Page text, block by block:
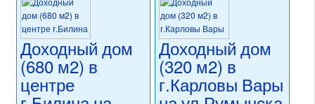
регион:Южная Чехия
раздел: объекты для
коммерческого использования
состояние: новостройка
номер объекта: 20714
обл.Рокицаны)
12 500 000 CZK
регион:Западная Чехия
раздел: объекты для
коммерческого использования
состояние: требуется
капитальная реконструкция
Доходный дом
(680 м2) в
центре
Доходный дом
(320 м2) в
г.Карловы Вары